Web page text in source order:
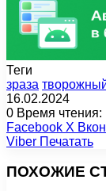
Теги
зраза
16.02.2024
0 Время чтения:
Facebook X
Viber Печатать
ПОХОЖИЕ